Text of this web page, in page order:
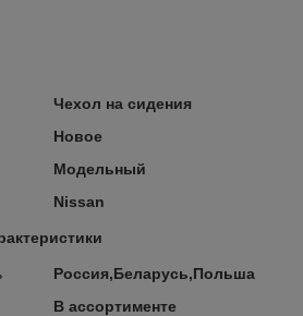
Чехол на сидения
Новое
Модельный
Nissan
Россия,Беларусь,Польша
В ассортименте